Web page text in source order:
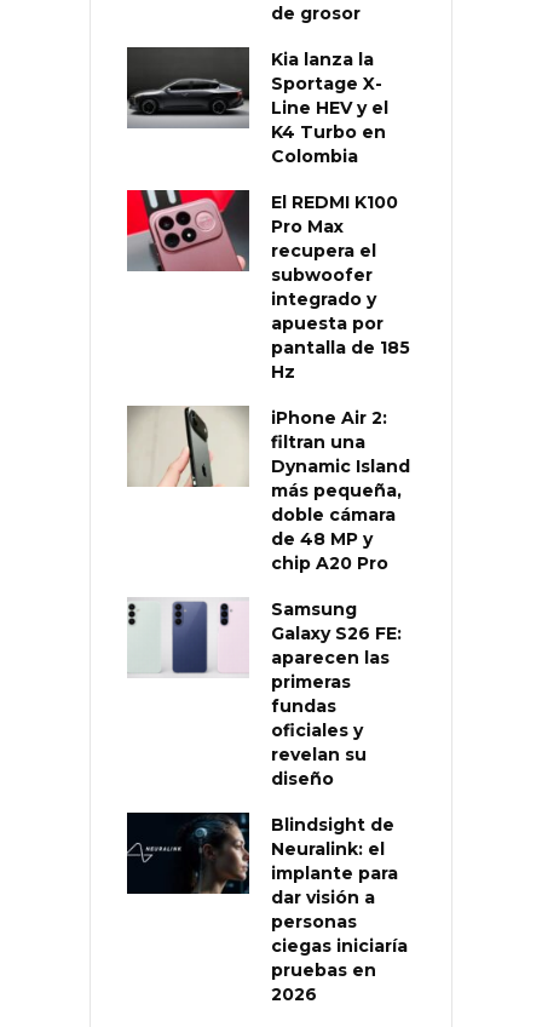
de grosor
Kia lanza la
Sportage X-
Line HEV y el
K4 Turbo en
Colombia
El REDMI K100
Pro Max
recupera el
subwoofer
integrado y
apuesta por
pantalla de 185
Hz
iPhone Air 2:
filtran una
Dynamic Island
más pequeña,
doble cámara
de 48 MP y
chip A20 Pro
Samsung
Galaxy S26 FE:
aparecen las
primeras
fundas
oficiales y
revelan su
diseño
Blindsight de
Neuralink: el
implante para
dar visión a
personas
ciegas iniciaría
pruebas en
2026